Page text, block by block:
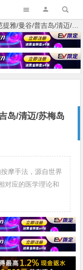
吉岛/清迈/苏梅岛分店地址及优惠券
岛/清迈/苏梅岛
摩手法，源自世界
对应的医学理论和